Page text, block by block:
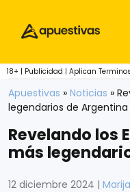
18+ | Publicidad | Aplican
Apuestivas » Noticias »
legendarios de Argentina
Revelando los
más
12 diciembre 2024 |